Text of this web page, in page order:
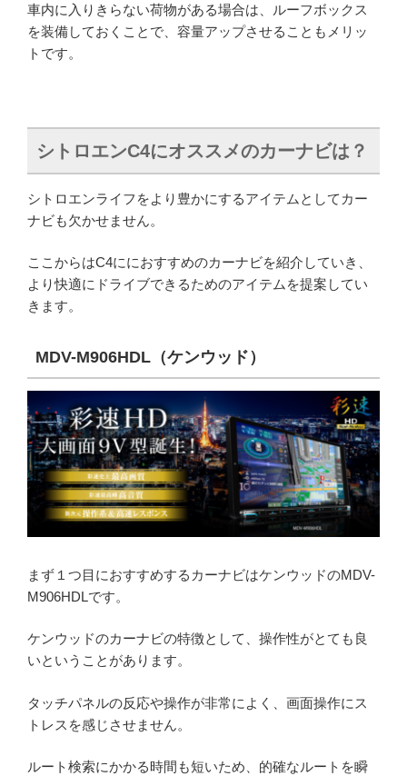
車内に入りきらない荷物がある場合は、ルーフボックス
を装備しておくことで、容量アップさせることもメリッ
トです。
シトロエンC4にオススメのカーナビは？
シトロエンライフをより豊かにするアイテムとしてカー
ナビも欠かせません。
ここからはC4ににおすすめのカーナビを紹介していき、
より快適にドライブできるためのアイテムを提案してい
きます。
MDV-M906HDL（ケンウッド）
まず１つ目におすすめするカーナビはケンウッドのMDV-
M906HDLです。
ケンウッドのカーナビの特徴として、操作性がとても良
いということがあります。
タッチパネルの反応や操作が非常によく、画面操作にス
トレスを感じさせません。
ルート検索にかかる時間も短いため、的確なルートを瞬